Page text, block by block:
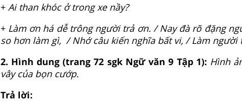
+ Ai than khóc ở trong xe nầy?
+ Làm ơn há dễ trông người trả ơn. / Nay đà rõ đặng
so hơn làm gì, / Nhớ câu kiến nghĩa bất vi, / Làm người
2. Hình dung (trang 72 sgk Ngữ văn 9 Tập 1): Hình
vây của bọn cướp.
Trả lời: